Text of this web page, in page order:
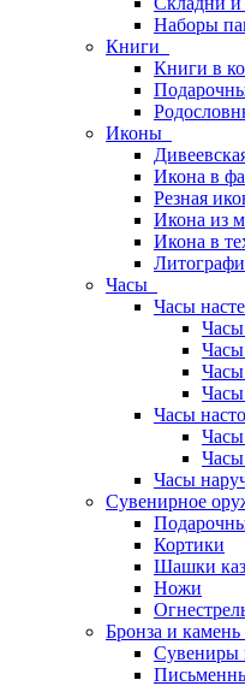
Наборы
Книги
Книги в
Иконы
Икона в
Резная
Икона из
Икона в
Часы
Часы
Часы
Часы
Часы
Часы
Часы
Часы
Сувенирное
Кортики
Шашки
Ножи
Бронза и камень
Сувениры